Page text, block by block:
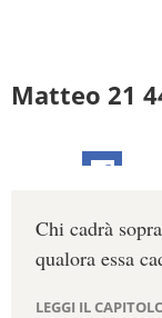
Matteo 21
Chi cadrà
qualora essa
LEGGI IL